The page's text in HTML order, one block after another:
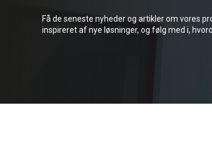
Få de seneste nyheder og artikler om vores
inspireret af nye løsninger, og følg med i,